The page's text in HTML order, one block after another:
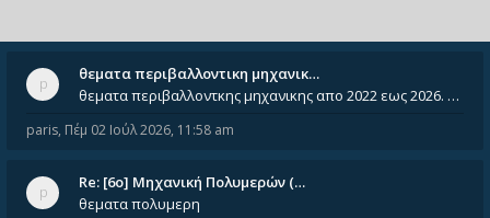
θεματα περιβαλλοντικη μηχανικ…
θεματα περιβαλλοντκης μηχανικης απο 2022 εως 2026. Δεν ειναι μεσα του Σεπτεμβιου του 2025. Αν τα εχει καποιος ας τα ανε
paris, Πέμ 02 Ιούλ 2026, 11:58 am
Re: [6o] Mηχανική Πολυμερών (…
θεματα πολυμερη